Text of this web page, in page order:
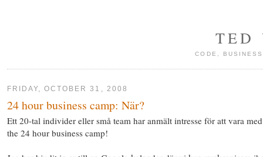
TED
CODE,
FRIDAY, OCTOBER 31, 2008
24 hour business camp: När?
Ett 20-tal individer eller små team har anmält intresse för att vara
the 24 hour business camp!